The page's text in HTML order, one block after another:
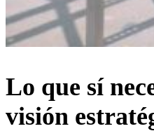
Lo que sí
visión